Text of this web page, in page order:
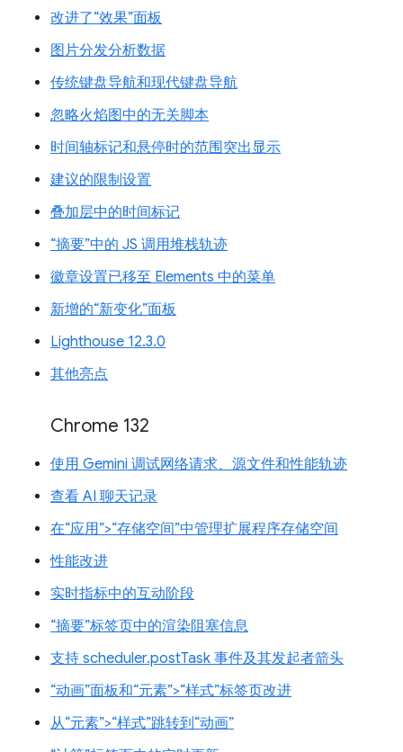
改进了“效果”面板
图片分发分析数据
传统键盘导航和现代键盘导航
忽略火焰图中的无关脚本
时间轴标记和悬停时的范围突出显示
建议的限制设置
叠加层中的时间标记
“摘要”中的 JS 调用堆栈轨迹
徽章设置已移至 Elements 中的菜单
新增的“新变化”面板
Lighthouse 12.3.0
其他亮点
Chrome 132
使用 Gemini 调试网络请求、源文件和性能轨迹
查看 AI 聊天记录
在“应用”>“存储空间”中管理扩展程序存储空间
性能改进
实时指标中的互动阶段
“摘要”标签页中的渲染阻塞信息
支持 scheduler.postTask 事件及其发起者箭头
“动画”面板和“元素”>“样式”标签页改进
从“元素”>“样式”跳转到“动画”